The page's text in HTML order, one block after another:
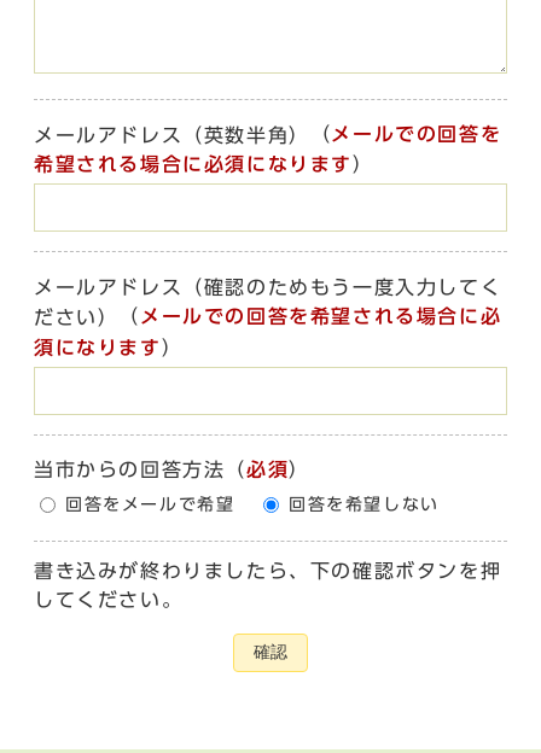
メールアドレス（英数半角） （ メールでの回答を
希望される場合に必須になります ）
メールアドレス（確認のためもう一度入力してく
ださい）
（ メールでの回答を希望される場合に必
須になります ）
当市からの回答方法 （必須）
回答をメールで希望 回答を希望しない
書き込みが終わりましたら、下の確認ボタンを押
してください。
確認